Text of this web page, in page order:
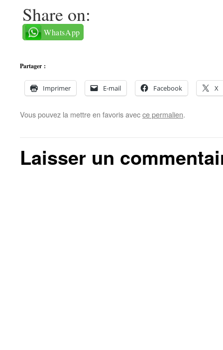
Share on:
WhatsApp
Partager :
Imprimer E-mail Facebook X
Vous pouvez la mettre en favoris avecce permalien.
Laisser un